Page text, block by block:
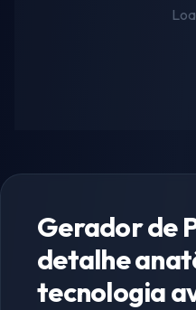
Gerador de
detalhe
tecnologia